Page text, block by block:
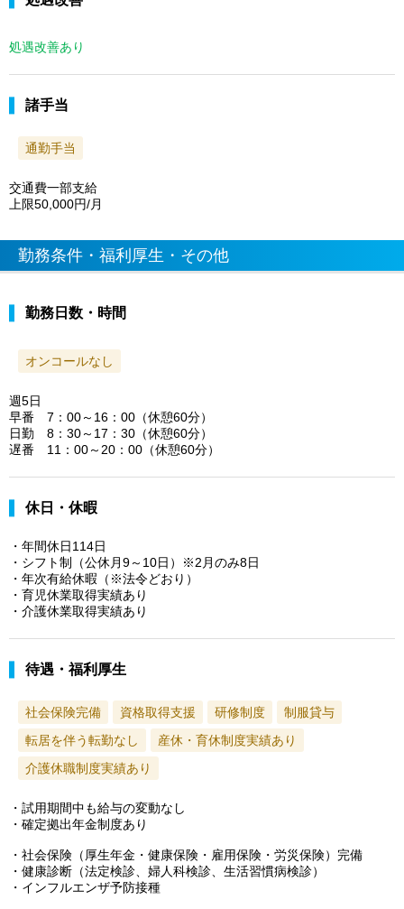
処遇改善あり
諸手当
通勤手当
交通費一部支給
上限50,000円/月
勤務条件・福利厚生・その他
勤務日数・時間
オンコールなし
週5日
早番 7：00～16：00（休憩60分）
日勤 8：30～17：30（休憩60分）
遅番 11：00～20：00（休憩60分）
休日・休暇
・年間休日114日
・シフト制（公休月9～10日）※2月のみ8日
・年次有給休暇（※法令どおり）
・育児休業取得実績あり
・介護休業取得実績あり
待遇・福利厚生
社会保険完備 資格取得支援 研修制度
制服貸与
転居を伴う転勤なし
産休・育休制度実績あり
介護休職制度実績あり
・試用期間中も給与の変動なし
・確定拠出年金制度あり
・社会保険（厚生年金・健康保険・雇用保険・労災保険）完備
・健康診断（法定検診、婦人科検診、生活習慣病検診）
・インフルエンザ予防接種